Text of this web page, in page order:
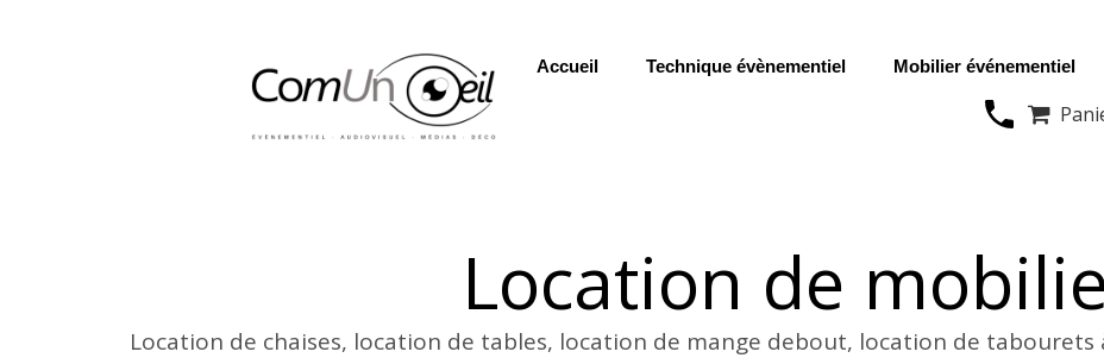
Accueil Technique évènementiel Mobilier événementiel

Location de
Location de chaises, location de tables, location de mange debout, location de tabourets